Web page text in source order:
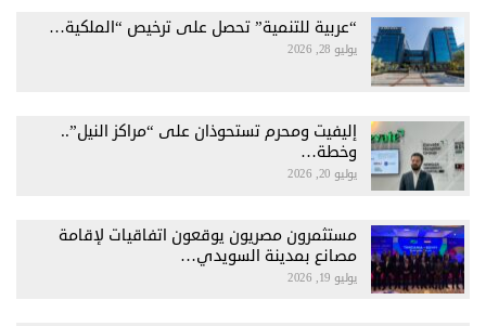
“عربية للتنمية” تحصل على ترخيص “الملكية…
يوليو 28, 2026
إليفيت ومحرم تستحوذان على “مراكز النيل”..
وخطة…
يوليو 20, 2026
مستثمرون مصريون يوقعون اتفاقيات لإقامة
مصانع بمدينة السويدي…
يوليو 19, 2026